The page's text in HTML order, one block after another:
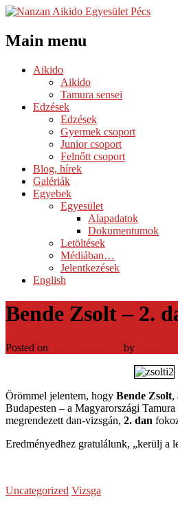
Main menu
Skip
Aikido
Aikido
Tamura sensei
Edzések
Edzések
Gyermek csoport
Junior csoport
Felnőtt csoport
Blog, hírek
Galériák
Egyebek
Egyesület
Alapadatok
Dokumentumok
Letöltések
Médiában…
Jelentkezések
English
Bende Zsolt – 2.
Posted on by
Örömmel jelentem, hogy Bende Zsolt,
Budapesten – a Magyarországi
megrendezett dan-vizsgán, 2. dan
Eredményedhez gratulálunk, „kerülj a
Uncategorized Vizsga